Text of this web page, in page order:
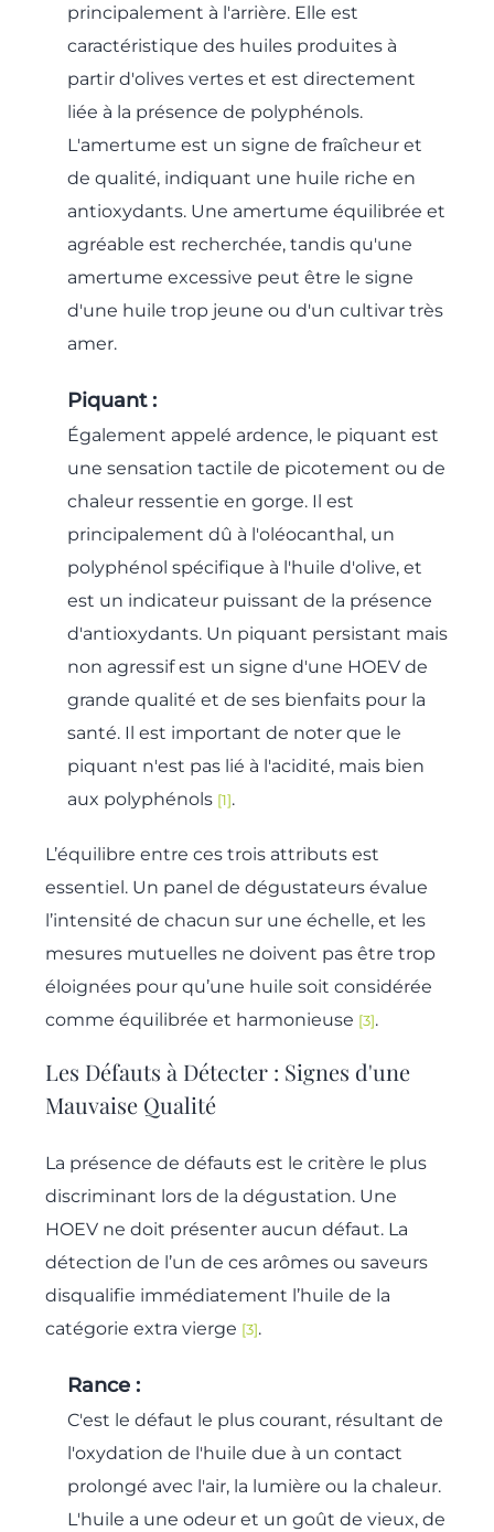
principalement à l'arrière. Elle est
caractéristique des huiles produites à
partir d'olives vertes et est directement
liée à la présence de polyphénols.
L'amertume est un signe de fraîcheur et
de qualité, indiquant une huile riche en
antioxydants. Une amertume équilibrée et
agréable est recherchée, tandis qu'une
amertume excessive peut être le signe
d'une huile trop jeune ou d'un cultivar très
amer.
Piquant :
Également appelé ardence, le piquant est
une sensation tactile de picotement ou de
chaleur ressentie en gorge. Il est
principalement dû à l'oléocanthal, un
polyphénol spécifique à l'huile d'olive, et
est un indicateur puissant de la présence
d'antioxydants. Un piquant persistant mais
non agressif est un signe d'une HOEV de
grande qualité et de ses bienfaits pour la
santé. Il est important de noter que le
piquant n'est pas lié à l'acidité, mais bien
aux polyphénols [1].
L’équilibre entre ces trois attributs est
essentiel. Un panel de dégustateurs évalue
l’intensité de chacun sur une échelle, et les
mesures mutuelles ne doivent pas être trop
éloignées pour qu’une huile soit considérée
comme équilibrée et harmonieuse [3].
Les Défauts à Détecter : Signes d'une
Mauvaise Qualité
La présence de défauts est le critère le plus
discriminant lors de la dégustation. Une
HOEV ne doit présenter aucun défaut. La
détection de l’un de ces arômes ou saveurs
disqualifie immédiatement l’huile de la
catégorie extra vierge [3].
Rance :
C'est le défaut le plus courant, résultant de
l'oxydation de l'huile due à un contact
prolongé avec l'air, la lumière ou la chaleur.
L'huile a une odeur et un goût de vieux, de